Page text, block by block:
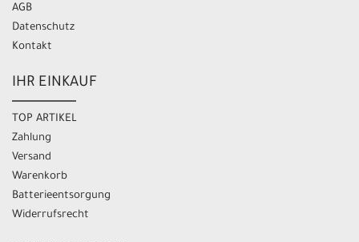
AGB
Datenschutz
Kontakt
IHR EINKAUF
TOP ARTIKEL
Zahlung
Versand
Warenkorb
Batterieentsorgung
Widerrufsrecht